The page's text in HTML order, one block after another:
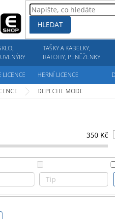
HLEDAT
TAŠKY A KABELKY,
BATOHY, PENĚŽENKY
LICENCE HERNÍ LICENCE
DEPECHE MODE
350 Kč
Tip